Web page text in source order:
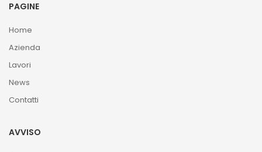
PAGINE
Home
Azienda
Lavori
News
Contatti
AVVISO